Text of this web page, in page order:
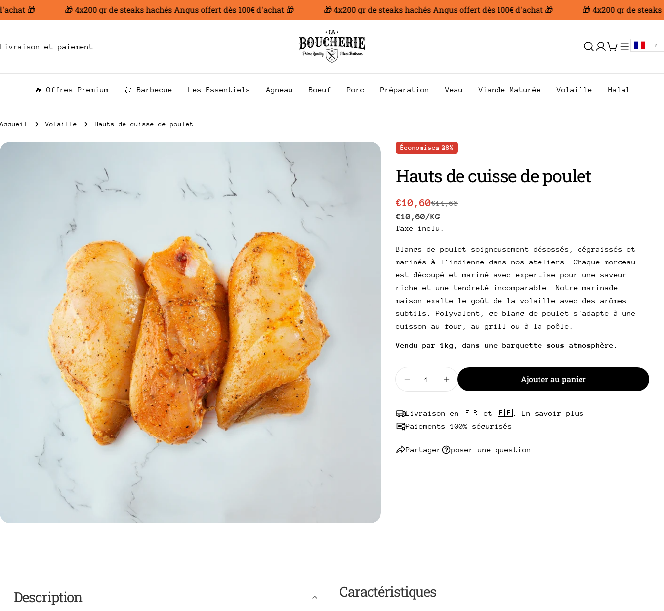
Aller
au
🎁 🎁 4x200 gr de steaks hachés Angus offert dès 100€ d'achat 🎁 🎁 4x200 gr de steaks hachés Angus offert dès 100€ d'achat 🎁 🎁 4x200 gr de steaks
Livraison et paiement
Se
Chariot
🔥 Offres Premium 🍖 Barbecue Les Essentiels Agneau Boeuf Porc Préparation Veau Viande Maturée Volaille Halal
Accueil Volaille Hauts de cuisse de poulet
Passer
le média 0 en mode modal
Économisez 28%
Hauts de cuisse de poulet
Prix
​​
vente
€10,60
Prix
​​
€14,66
PRIX
€10,60/PAR
KG
Taxe inclu.
Blancs de poulet soigneusement désossés, dégraissés et
marinés à l'indienne dans nos ateliers. Chaque morceau
est découpé et mariné avec expertise pour une saveur
riche et une tendreté incomparable. Notre marinade
maison exalte le goût de la volaille avec des arômes
subtils. Polyvalent, ce blanc de poulet s'adapte à une
cuisson au four, au grill ou à la poêle.
Vendu par 1kg, dans une barquette sous atmosphère.
Diminuer la quantité pour Hauts de cuisse de poulet
Augmenter la quantité pour Hauts de cuisse de
Ajouter au panier
Livraison en 🇫🇷 et 🇧🇪. En savoir plus
Paiements 100% sécurisés
Partager
Partager ce produit
Facebook
poser une question
poser une question
Votre
nom
Votre
email
téléphone
Votre
Envoyer une question
Description Caractéristiques